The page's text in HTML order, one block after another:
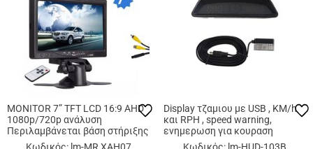
MONITOR 7” TFT LCD 16:9 AHD
1080p/720p ανάλυση
Περιλαμβάνεται βάση στήριξης
και τηλεχειριστήριο
Display τζαμιου με USB , KM/h
και RPH , speed warning,
ενημερωση για κουραση
οδηγου, ενημερ θερμ νερου,